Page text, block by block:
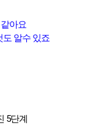
아요
도 알수 있죠
5단계